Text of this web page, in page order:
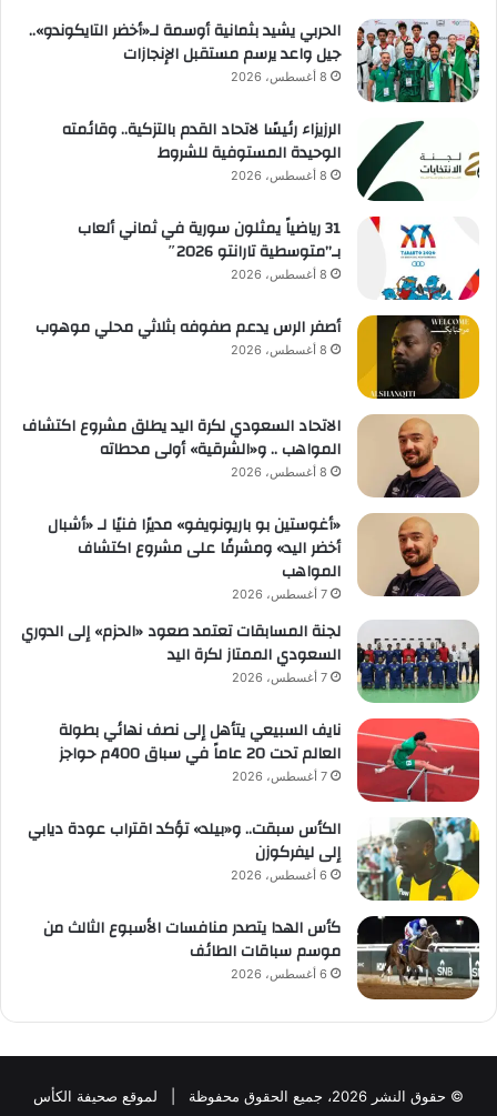
الحربي يشيد بثمانية أوسمة لـ«أخضر التايكوندو»..
جيل واعد يرسم مستقبل الإنجازات
8 أغسطس، 2026
الرزيزاء رئيسًا لاتحاد القدم بالتزكية.. وقائمته
الوحيدة المستوفية للشروط
8 أغسطس، 2026
31 رياضياً يمثلون سورية في ثماني ألعاب
بـ”متوسطية تارانتو 2026″
8 أغسطس، 2026
أصفر الرس يدعم صفوفه بثلاثي محلي موهوب
8 أغسطس، 2026
الاتحاد السعودي لكرة اليد يطلق مشروع اكتشاف
المواهب .. و«الشرقية» أولى محطاته
8 أغسطس، 2026
«أغوستين بو باريونويفو» مديرًا فنيًا لـ «أشبال
أخضر اليد» ومشرفًا على مشروع اكتشاف
المواهب
7 أغسطس، 2026
لجنة المسابقات تعتمد صعود «الحزم» إلى الدوري
السعودي الممتاز لكرة اليد
7 أغسطس، 2026
نايف السبيعي يتأهل إلى نصف نهائي بطولة
العالم تحت 20 عاماً في سباق 400م حواجز
7 أغسطس، 2026
الكأس سبقت.. و«بيلد» تؤكد اقتراب عودة ديابي
إلى ليفركوزن
6 أغسطس، 2026
كأس الهدا يتصدر منافسات الأسبوع الثالث من
موسم سباقات الطائف
6 أغسطس، 2026
© حقوق النشر 2026، جميع الحقوق محفوظة | لموقع صحيفة الكأس